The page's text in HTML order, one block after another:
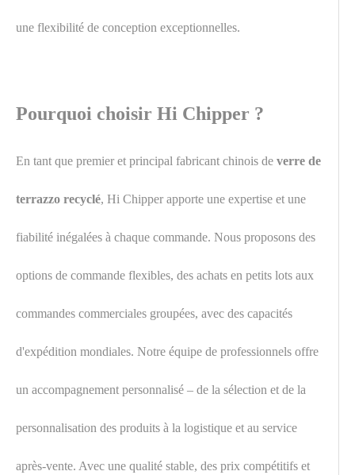
une flexibilité de conception exceptionnelles.
Pourquoi choisir Hi Chipper ?
En tant que premier et principal fabricant chinois de verre de
terrazzo recyclé, Hi Chipper apporte une expertise et une
fiabilité inégalées à chaque commande. Nous proposons des
options de commande flexibles, des achats en petits lots aux
commandes commerciales groupées, avec des capacités
d'expédition mondiales. Notre équipe de professionnels offre
un accompagnement personnalisé – de la sélection et de la
personnalisation des produits à la logistique et au service
après-vente. Avec une qualité stable, des prix compétitifs et